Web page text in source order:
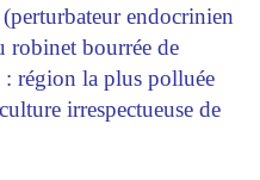
endocrinien
robinet bourrée de
: région la plus polluée
irrespectueuse de